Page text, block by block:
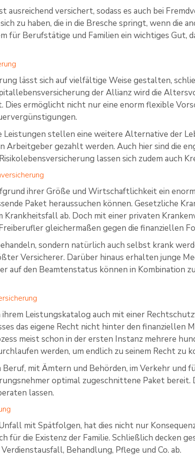
ausreichend versichert, sodass es auch bei
zu haben, die in die Bresche springt, wenn die
für Berufstätige und Familien ein wichtiges Gut,
lässt sich auf vielfältige Weise gestalten,
der Allianz wird die
Dies ermöglicht nicht nur eine enorm flexible
Leistungen stellen eine weitere Alternative der
Arbeitgeber gezahlt werden. Auch hier sind die
lassen sich zudem auch
ihrer Größe und Wirtschaftlichkeit ein
Paket heraussuchen können. Gesetzliche
Krankheitsfall ab. Doch mit einer privaten
gleichermaßen gegen die finanziellen
sondern natürlich auch selbst krank
Versicherer. Darüber hinaus erhalten junge
auf den Beamtenstatus können in Kombination
Leistungskatalog auch mit einer
das eigene Recht nicht hinter den finanziellen
meist schon in der ersten Instanz mehrere
werden, um endlich zu seinem Recht zu
mit Ämtern und Behörden, im Verkehr und
optimal zugeschnittene Paket
lassen.
mit Spätfolgen, hat dies nicht nur
für die Existenz der Familie. Schließlich decken
Behandlung, Pflege und Co. ab.